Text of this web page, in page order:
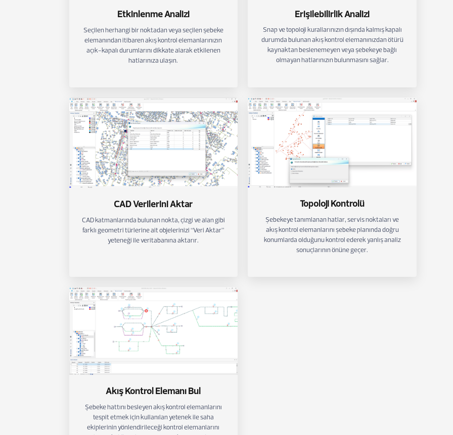
Etkinlenme Analizi
Seçilen herhangi bir noktadan veya seçilen şebeke
elemanından itibaren akış kontrol elemanlarınızın
açık-kapalı durumlarını dikkate alarak etkilenen
hatlarınıza ulaşın.
Erişilebilirlik Analizi
Snap ve topoloji kurallarınızın dışında kalmış kapalı
durumda bulunan akış kontrol elemanınızdan ötürü
kaynaktan beslenemeyen veya şebekeye bağlı
olmayan hatlarınızın bulunmasını sağlar.
CAD Verilerini Aktar
CAD katmanlarında bulunan nokta, çizgi ve alan gibi
farklı geometri türlerine ait objelerinizi “Veri Aktar”
yeteneği ile veritabanına aktarır.
Topoloji Kontrolü
Şebekeye tanımlanan hatlar, servis noktaları ve
akış kontrol elemanlarını şebeke planında doğru
konumlarda olduğunu kontrol ederek yanlış analiz
sonuçlarının önüne geçer.
Akış Kontrol Elemanı Bul
Şebeke hattını besleyen akış kontrol elemanlarını
tespit etmek için kullanılan yetenek ile saha
ekiplerinin yönlendirileceği kontrol elemanlarını